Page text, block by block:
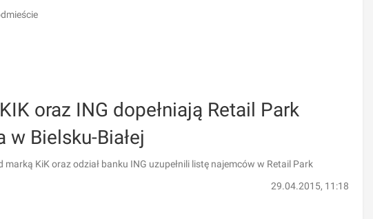
oraz ING dopełniają Retail Park
w Bielsku-Białej
marką KiK oraz odział banku ING uzupełnili listę najemców w Retail Park
29.04.2015, 11:18